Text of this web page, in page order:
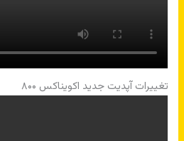
تغییرات آپدیت جدید اکویناکس ۸۰۰